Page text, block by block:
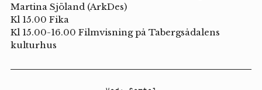
Martina Sjöland (ArkDes)
Kl 15.00 Fika
Kl 15.00-16.00 Filmvisning på Tabergsådalens
kulturhus